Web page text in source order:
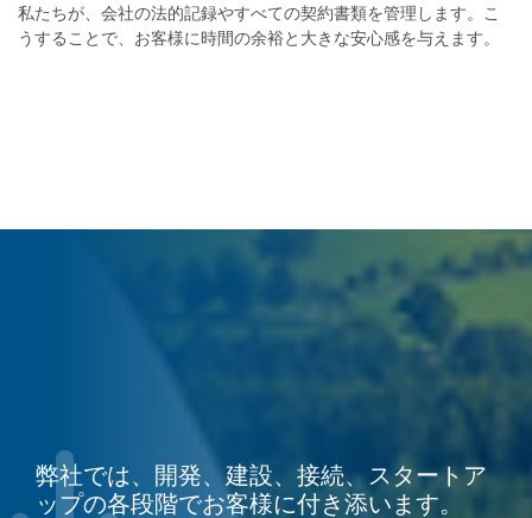
私たちが、会社の法的記録やすべての契約書類を管理します。こ
うすることで、お客様に時間の余裕と大きな安心感を与えます。
fa-
arrow-
弊社では、開発、建設、接続、スタートア
ップの各段階でお客様に付き添います。